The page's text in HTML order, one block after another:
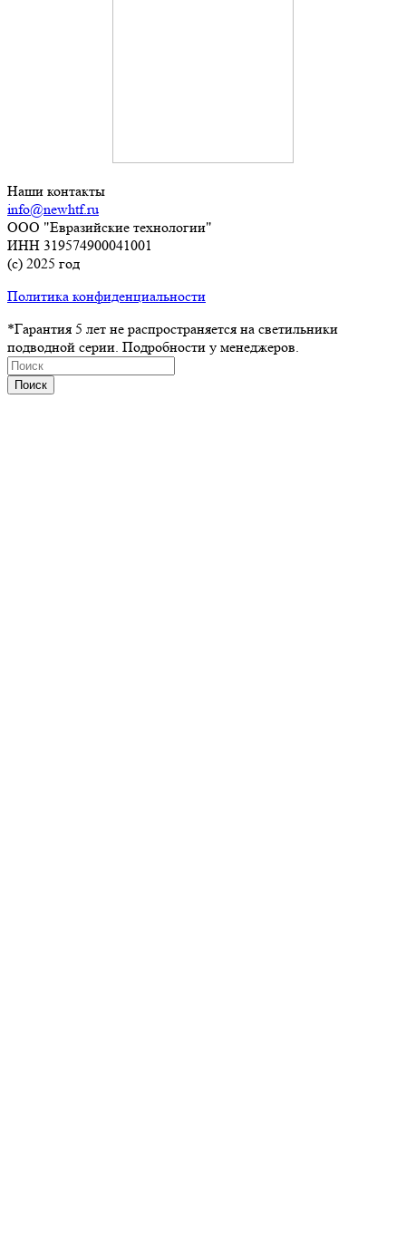
Наши контакты
info@newhtf.ru
ООО "Евразийские технологии"
ИНН 319574900041001
(с) 2025 год
Политика конфиденциальности
*Гарантия 5 лет не распространяется на светильники
подводной серии. Подробности у менеджеров.
Поиск